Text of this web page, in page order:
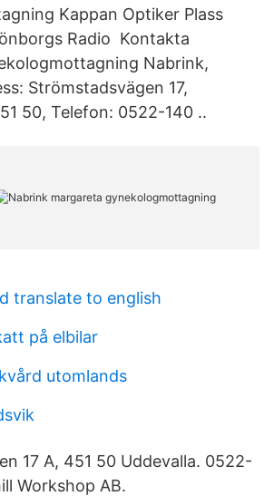
Kappan Optiker Plass
Radio Kontakta
Nabrink,
Strömstadsvägen 17,
50, Telefon: 0522-140 ..
translate to english
på elbilar
utomlands
17 A, 451 50 Uddevalla. 0522-
Workshop AB.